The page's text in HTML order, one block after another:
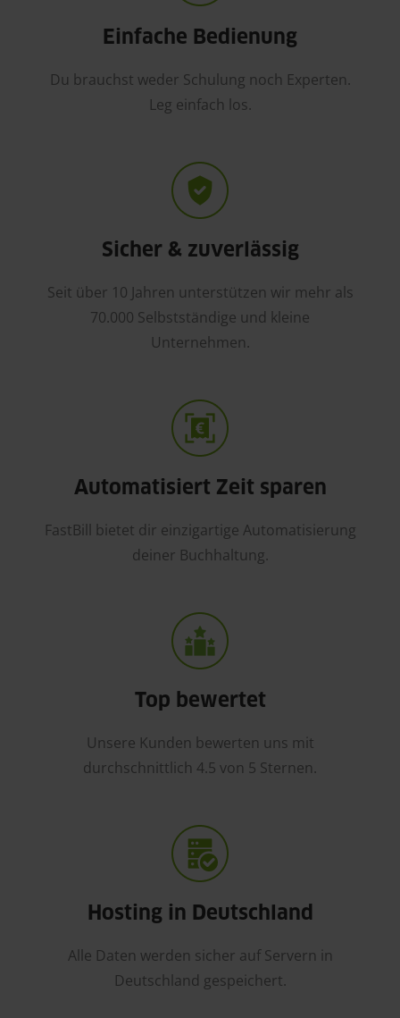
Einfache Bedienung
Du brauchst weder Schulung noch Experten.
Leg einfach los.
Sicher & zuverlässig
Seit über 10 Jahren unterstützen wir mehr als
70.000 Selbstständige und kleine
Unternehmen.
Automatisiert Zeit sparen
FastBill bietet dir einzigartige Automatisierung
deiner Buchhaltung.
Top bewertet
Unsere Kunden bewerten uns mit
durchschnittlich 4.5 von 5 Sternen.
Hosting in Deutschland
Alle Daten werden sicher auf Servern in
Deutschland gespeichert.